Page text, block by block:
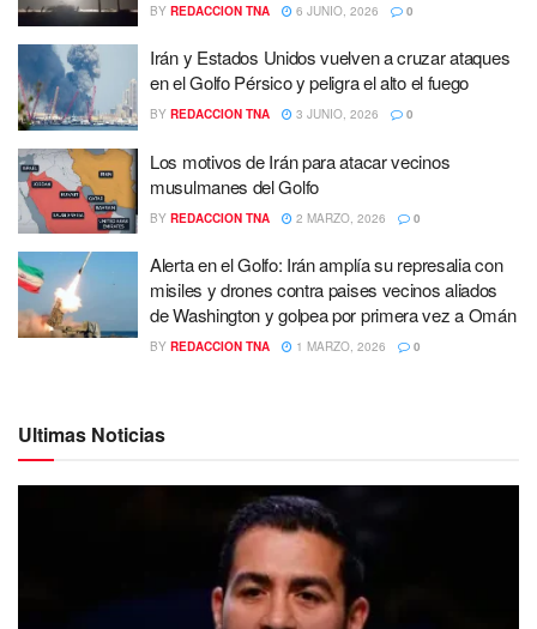
BY REDACCION TNA 6 JUNIO, 2026 0
Irán y Estados Unidos vuelven a cruzar ataques
en el Golfo Pérsico y peligra el alto el fuego
BY REDACCION TNA 3 JUNIO, 2026 0
Los motivos de Irán para atacar vecinos
musulmanes del Golfo
BY REDACCION TNA 2 MARZO, 2026 0
Alerta en el Golfo: Irán amplía su represalia con
misiles y drones contra paises vecinos aliados
de Washington y golpea por primera vez a Omán
BY REDACCION TNA 1 MARZO, 2026 0
Ultimas Noticias